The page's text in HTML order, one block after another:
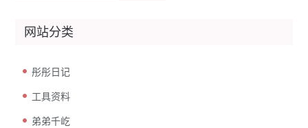
网站分类
彤彤日记
工具资料
弟弟千屹